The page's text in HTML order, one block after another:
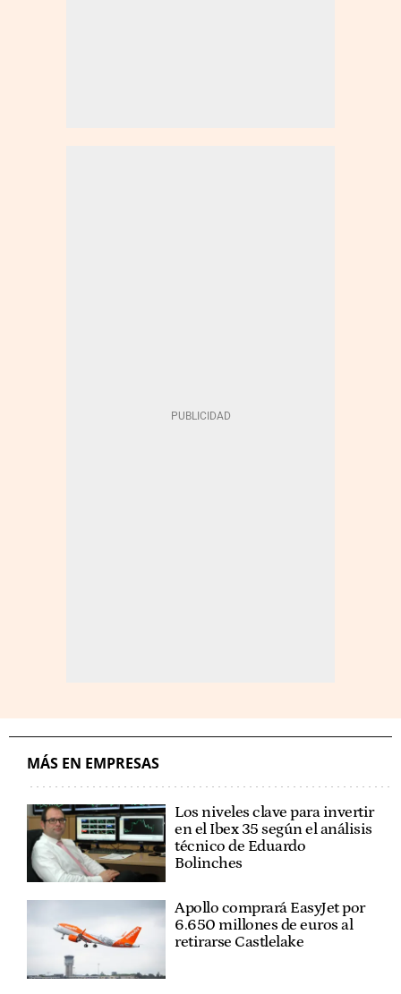
MÁS EN EMPRESAS
Los niveles clave para invertir
en el Ibex 35 según el análisis
técnico de Eduardo
Bolinches
Apollo comprará EasyJet por
6.650 millones de euros al
retirarse Castlelake